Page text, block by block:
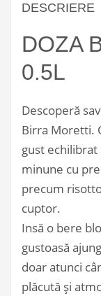
DESCRIERE
DOZA
0.5L
Descoperă
Birra Moretti.
gust
minune cu
precum
cuptor.
Insă o bere
gustoasă
doar atunci
plăcută și